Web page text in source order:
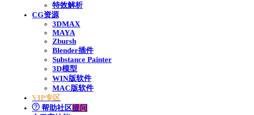
特效解析
CG资源
3DMAX
MAYA
Zbursh
Blender插件
Substance Painter
3D模型
WIN版软件
MAC版软件
VIP专区
帮助社区提问